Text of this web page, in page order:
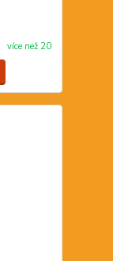
více než 20